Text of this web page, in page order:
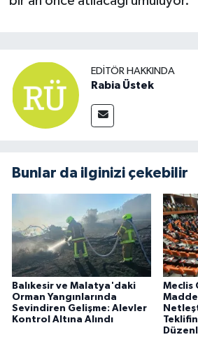
EDITÖR HAKKINDA
Rabia Üstek
Bunlar da ilginizi çekebilir
Balıkesir ve Malatya'daki
Orman Yangınlarında
Sevindiren Gelişme: Alevler
Kontrol Altına Alındı
Meclis